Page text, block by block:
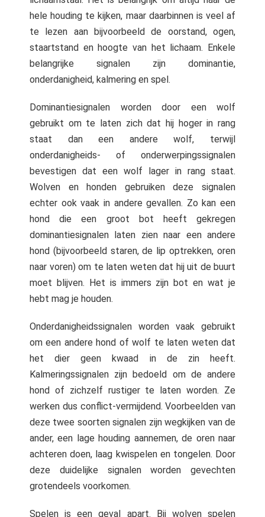
hele houding te kijken, maar daarbinnen is veel af
te lezen aan bijvoorbeeld de oorstand, ogen,
staartstand en hoogte van het lichaam. Enkele
belangrijke signalen zijn dominantie,
onderdanigheid, kalmering en spel.
Dominantiesignalen worden door een wolf
gebruikt om te laten zich dat hij hoger in rang
staat dan een andere wolf, terwijl
onderdanigheids- of onderwerpingssignalen
bevestigen dat een wolf lager in rang staat.
Wolven en honden gebruiken deze signalen
echter ook vaak in andere gevallen. Zo kan een
hond die een groot bot heeft gekregen
dominantiesignalen laten zien naar een andere
hond (bijvoorbeeld staren, de lip optrekken, oren
naar voren) om te laten weten dat hij uit de buurt
moet blijven. Het is immers zijn bot en wat je
hebt mag je houden.
Onderdanigheidssignalen worden vaak gebruikt
om een andere hond of wolf te laten weten dat
het dier geen kwaad in de zin heeft.
Kalmeringssignalen zijn bedoeld om de andere
hond of zichzelf rustiger te laten worden. Ze
werken dus conflict-vermijdend. Voorbeelden van
deze twee soorten signalen zijn wegkijken van de
ander, een lage houding aannemen, de oren naar
achteren doen, laag kwispelen en tongelen. Door
deze duidelijke signalen worden gevechten
grotendeels voorkomen.
Spelen is een geval apart. Bij wolven spelen